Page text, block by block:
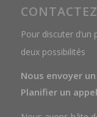
Pour discuter
deux possibilités
Nous envoyer
Planifier un appel